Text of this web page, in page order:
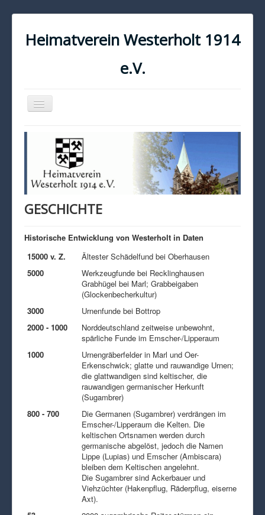
Heimatverein Westerholt 1914
e.V.
Navigation
an/aus
KONTAKT
IMPRESSUM
DATENSCHUTZ
GESCHICHTE
Historische Entwicklung von Westerholt in Daten
15000 v. Z.
Ältester Schädelfund bei Oberhausen
5000
Werkzeugfunde bei Recklinghausen
Grabhügel bei Marl; Grabbeigaben
(Glockenbecherkultur)
3000
Urnenfunde bei Bottrop
2000 - 1000
Norddeutschland zeitweise unbewohnt,
spärliche Funde im Emscher-/Lipperaum
1000
Urnengräberfelder in Marl und Oer-
Erkenschwick; glatte und rauwandige Urnen;
die glattwandigen sind keltischer, die
rauwandigen germanischer Herkunft
(Sugambrer)
800 - 700
Die Germanen (Sugambrer) verdrängen im
Emscher-/Lipperaum die Kelten. Die
keltischen Ortsnamen werden durch
germanische abgelöst, jedoch die Namen
Lippe (Lupias) und Emscher (Ambiscara)
bleiben dem Keltischen angelehnt.
Die Sugambrer sind Ackerbauer und
Viehzüchter (Hakenpflug, Räderpflug, eiserne
Axt).